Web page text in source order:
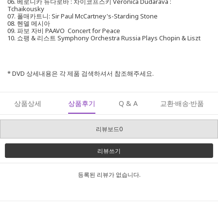
Tchaikousky
07. 폴매카트니: Sir Paul McCartney's-Starding Stone
08. 헨델 메시아
09. 파보 자비 PAAVO Concert for Peace
10. 쇼팽 & 리스트 Symphony Orchestra Russia Plays Chopin & Liszt
* DVD 상세내용은 각 제품 검색하셔서 참조해주세요.
상품상세 상품후기 Q & A 교환·배송·반품
리뷰보드0
리뷰쓰기
등록된 리뷰가 없습니다.